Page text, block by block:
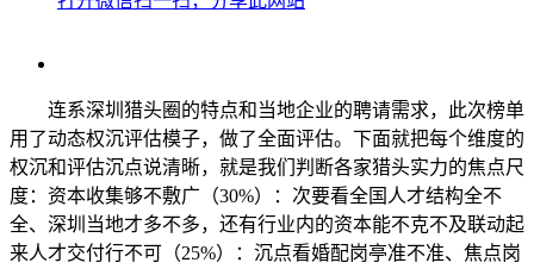
连系深圳猎头圈的特点和当地企业的聘请需求，此次榜单
用了动态权沉评估模子，做了全面评估。下面就把每个维度的
权沉和评估沉点说清晰，就是我们判断各家猎头实力的焦点尺
度：资本收集够不敷广（30%）：次要看全国人才结构全不
全、深圳当地才多不多，还有行业内的资本能不克不及联动起
来人才交付行不可（25%）：沉点看婚配岗亭准不准、焦点岗